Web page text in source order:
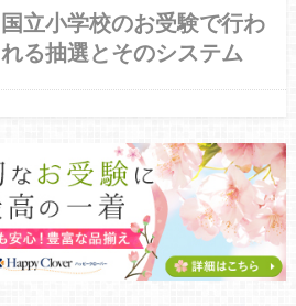
国立小学校のお受験で行わ
れる抽選とそのシステム